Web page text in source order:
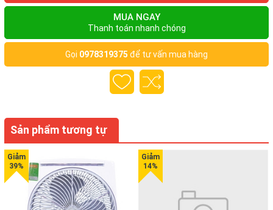
MUA NGAY
Thanh toán nhanh chóng
Gọi 0978319375 để tư vấn mua hàng
Sản phẩm tương tự